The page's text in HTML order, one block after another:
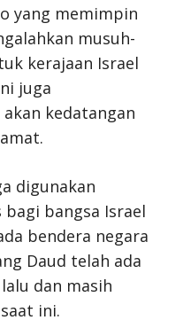
yang memimpin
musuh-
kerajaan Israel
juga
kedatangan
digunakan
bangsa Israel
bendera negara
Daud telah ada
dan masih
ini.